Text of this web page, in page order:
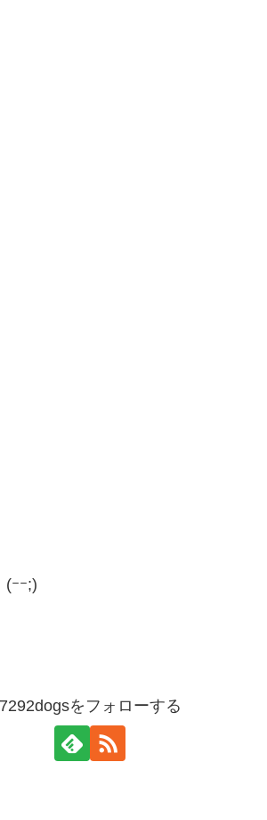
(ｰｰ;)
7292dogsをフォローする